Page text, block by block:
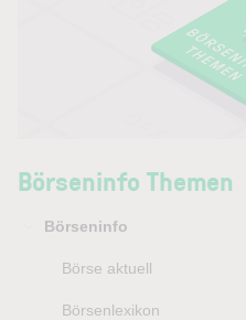
Börseninfo Themen
Börseninfo
Börse aktuell
Börsenlexikon